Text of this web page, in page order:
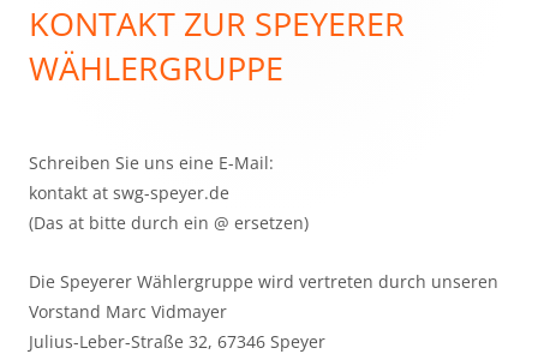
Haupt-
Seitenleiste
KONTAKT ZUR SPEYERER
WÄHLERGRUPPE
Schreiben Sie uns eine E-Mail:
kontakt at swg-speyer.de
(Das at bitte durch ein @ ersetzen)
Die Speyerer Wählergruppe wird vertreten durch unseren
Vorstand Marc Vidmayer
Julius-Leber-Straße 32, 67346 Speyer